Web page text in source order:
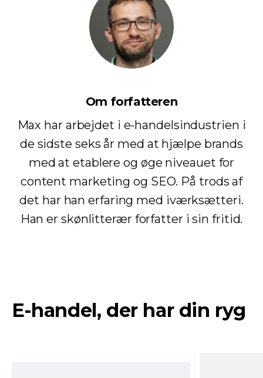
Om forfatteren
Max har arbejdet i e-handelsindustrien i
de sidste seks år med at hjælpe brands
med at etablere og øge niveauet for
content marketing og SEO. På trods af
det har han erfaring med iværksætteri.
Han er skønlitterær forfatter i sin fritid.
E-handel, der har din ryg